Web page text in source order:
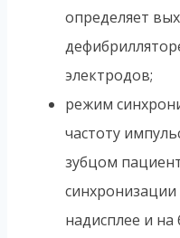
определяет
электродов;
режим
частоту
зубцом
синхронизации
надисплее и